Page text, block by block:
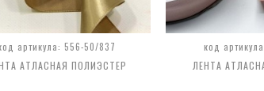
артикула: 556-50/837
АТЛАСНАЯ ПОЛИЭСТЕР
код
ЛЕНТА